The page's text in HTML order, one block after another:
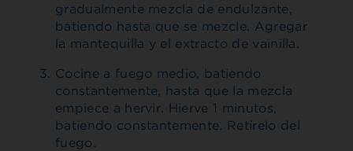
gradualmente mezcla de endulzante,
batiendo hasta que se mezcle. Agregar
la mantequilla y el extracto de vainilla.
Cocine a fuego medio, batiendo
constantemente, hasta que la mezcla
empiece a hervir. Hierve 1 minutos,
batiendo constantemente. Retírelo del
fuego.